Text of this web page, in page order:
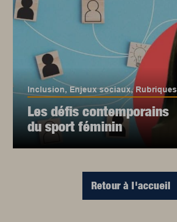
Inclusion, Enjeux sociaux,Rubriques
Les défis contemporains
du sport féminin
Retour à l'accueil